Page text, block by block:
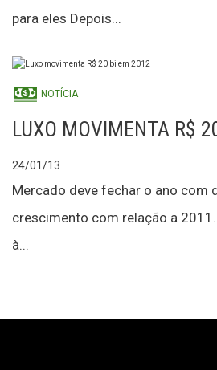
para eles Depois...
NOTÍCIA
LUXO MOVIMENTA R$
24/01/13
Mercado deve fechar o ano com
crescimento com relação a
à...